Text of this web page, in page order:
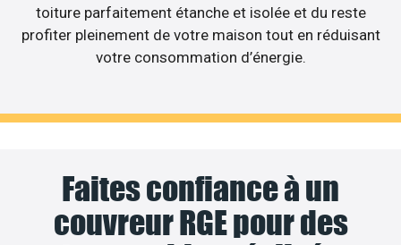
toiture parfaitement étanche et isolée et du reste
profiter pleinement de votre maison tout en réduisant
votre consommation d’énergie.
Faites confiance à un
couvreur RGE pour des